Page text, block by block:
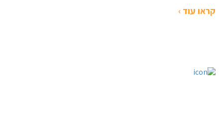
קראו עוד ›